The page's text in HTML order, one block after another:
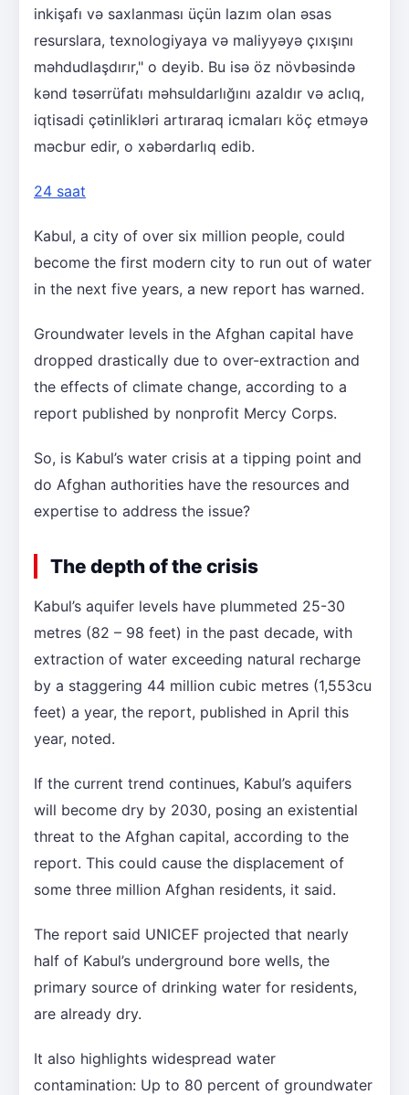
inkişafı və saxlanması üçün lazım olan əsas
resurslara, texnologiyaya və maliyyəyə çıxışını
məhdudlaşdırır," o deyib. Bu isə öz növbəsində
kənd təsərrüfatı məhsuldarlığını azaldır və aclıq,
iqtisadi çətinlikləri artıraraq icmaları köç etməyə
məcbur edir, o xəbərdarlıq edib.
24 saat
Kabul, a city of over six million people, could
become the first modern city to run out of water
in the next five years, a new report has warned.
Groundwater levels in the Afghan capital have
dropped drastically due to over-extraction and
the effects of climate change, according to a
report published by nonprofit Mercy Corps.
So, is Kabul’s water crisis at a tipping point and
do Afghan authorities have the resources and
expertise to address the issue?
The depth of the crisis
Kabul’s aquifer levels have plummeted 25-30
metres (82 – 98 feet) in the past decade, with
extraction of water exceeding natural recharge
by a staggering 44 million cubic metres (1,553cu
feet) a year, the report, published in April this
year, noted.
If the current trend continues, Kabul’s aquifers
will become dry by 2030, posing an existential
threat to the Afghan capital, according to the
report. This could cause the displacement of
some three million Afghan residents, it said.
The report said UNICEF projected that nearly
half of Kabul’s underground bore wells, the
primary source of drinking water for residents,
are already dry.
It also highlights widespread water
contamination: Up to 80 percent of groundwater